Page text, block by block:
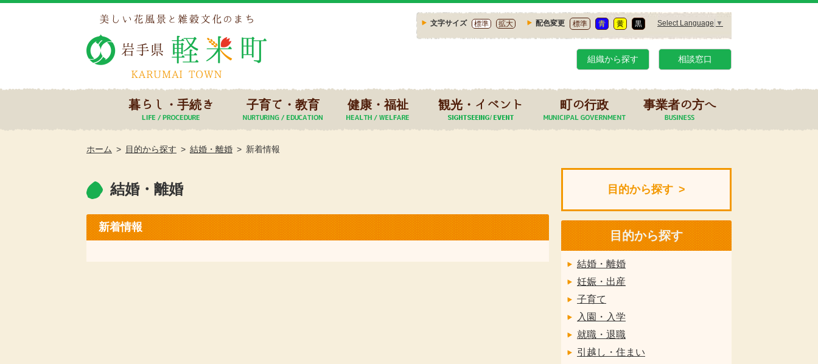
文字サイズ 標準 拡大 配色変更 標準 青 黄 黒 Select Language ▼
組織から探す 相談窓口
暮らし・手続き 子育て・教育 健康・福祉 観光・イベント 町の行政 事業者の方へ
ホーム 目的から探す 結婚・離婚 新着情報
結婚・離婚
新着情報
目的から探す
目的から探す
結婚・離婚
妊娠・出産
子育て
入園・入学
就職・退職
引越し・住まい